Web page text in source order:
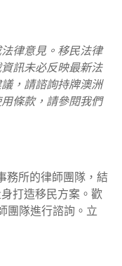
律意見。移民法律
訊未必反映最新法
，請諮詢持牌澳洲
條款，請參閱我們
務所的律師團隊，結
打造移民方案。歡
團隊進行諮詢。立